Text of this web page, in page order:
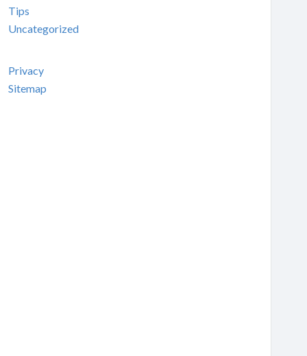
Tips
Uncategorized
Privacy
Sitemap